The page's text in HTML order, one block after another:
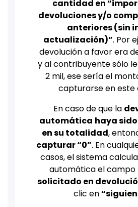
cantidad en
devoluciones y/o
anteriores (sin
actualización)”. Por
devolución a favor era
y al contribuyente sólo
2 mil, ese sería el
capturarse en este
En caso de que la
automática haya
en su totalidad,
capturar “0”. En
casos, el sistema
automática el campo
solicitado en
clic en